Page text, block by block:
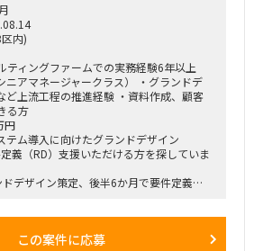
内)
ティングファームでの実務経験6年以上
ニアマネージャークラス） ・グランドデ
ど上流工程の推進経験 ・資料作成、顧客
る方
円
テム導入に向けたグランドデザイン
定義（RD）支援いただける方を探していま
デザイン策定、後半6か月で要件定義を
この案件に応募